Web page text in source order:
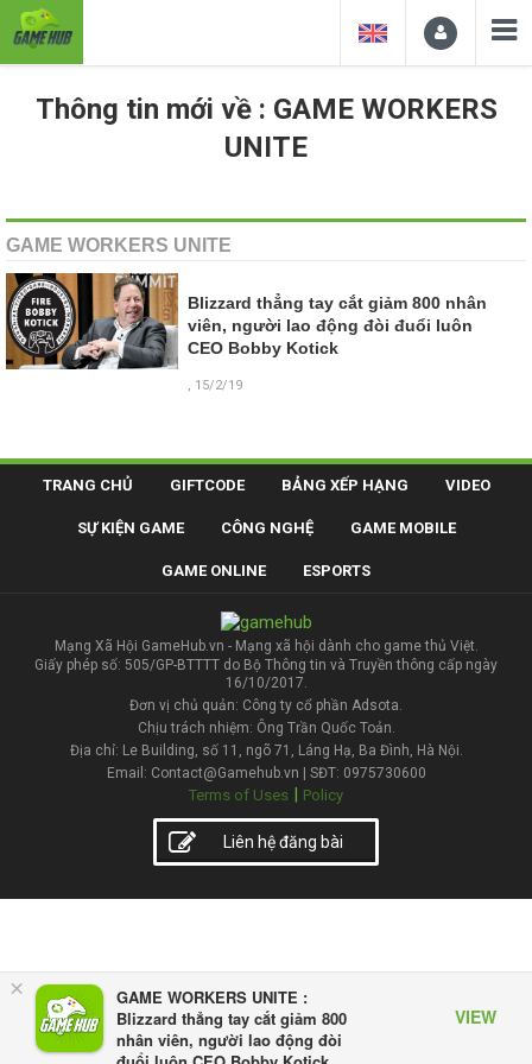
×
GAME WORKERS UNITE :
Blizzard thẳng tay cắt giảm 800
nhân viên, người lao động đòi
VIEW
Thông tin mới về : GAME WORKERS
UNITE
GAME WORKERS UNITE
Blizzard thẳng tay cắt giảm 800 nhân
viên, người lao động đòi đuổi luôn
CEO Bobby Kotick
, 15/2/19
TRANG CHỦ GIFTCODE BẢNG XẾP HẠNG VIDEO
SỰ KIỆN GAME CÔNG NGHỆ GAME MOBILE
GAME ONLINE ESPORTS
Mạng Xã Hội GameHub.vn - Mạng xã hội dành cho game thủ Việt.
Giấy phép số: 505/GP-BTTTT do Bộ Thông tin và Truyền thông cấp ngày
16/10/2017.
Đơn vị chủ quản: Công ty cổ phần Adsota.
Chịu trách nhiệm: Ông Trần Quốc Toản.
Địa chỉ: Le Building, số 11, ngõ 71, Láng Hạ, Ba Đình, Hà Nội.
Email: Contact@Gamehub.vn | SĐT: 0975730600
Terms of Uses | Policy
Liên hệ đăng bài